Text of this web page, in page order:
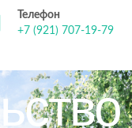
Телефон
+7 (921) 707-19-79